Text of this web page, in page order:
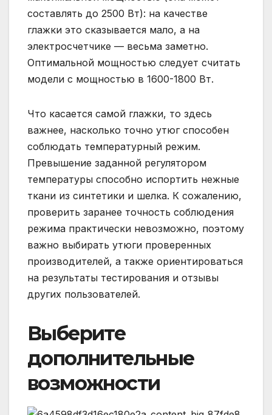
составлять до 2500 Вт): на качестве
глажки это сказывается мало, а на
электросчетчике — весьма заметно.
Оптимальной мощностью следует считать
модели с мощностью в 1600-1800 Вт.
Что касается самой глажки, то здесь
важнее, насколько точно утюг способен
соблюдать температурный режим.
Превышение заданной регулятором
температуры способно испортить нежные
ткани из синтетики и шелка. К сожалению,
проверить заранее точность соблюдения
режима практически невозможно, поэтому
важно выбирать утюги проверенных
производителей, а также ориентироваться
на результаты тестирования и отзывы
других пользователей.
Выберите
дополнительные
возможности